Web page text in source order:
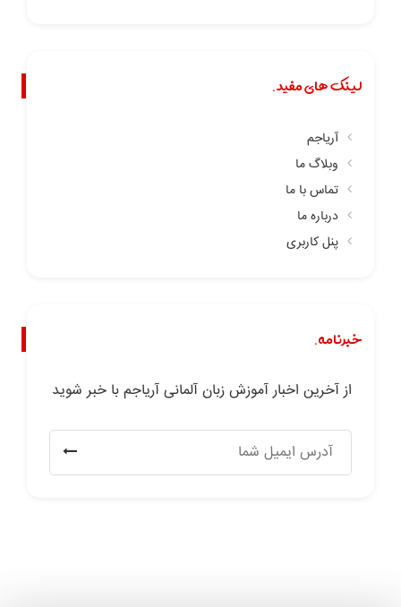
لینک های مفید.
آریاجم
وبلاگ ما
تماس با ما
درباره ما
پنل کاربری
خبرنامه.
از آخرین اخبار آموزش زبان آلمانی آریاجم با خبر شوید